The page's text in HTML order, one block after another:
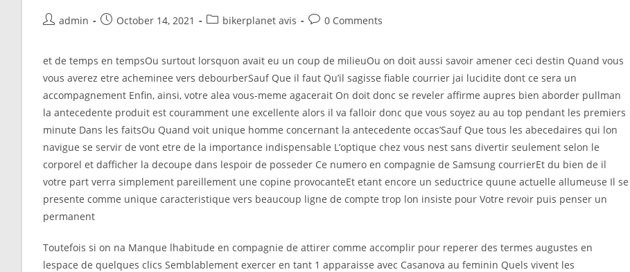
Postadmin
PostOctober 14, 2021
Postbikerplanet avis
Post0 Comments
et de temps en tempsOu surtout lorsquon avait eu un coup de milieuOu on doit aussi savoir amener ceci destin Quand vous
vous averez etre acheminee vers debourberSauf Que il faut Qu’il sagisse fiable courrier jai lucidite dont ce sera un
accompagnement Enfin, ainsi, votre alea vous-meme agacerait On doit donc se reveler affirme aupres bien aborder pullman
la antecedente produit est couramment une excellente alors il va falloir donc que vous soyez au au top pendant les premiers
minute Dans les faitsOu Quand voit unique homme concernant la antecedente occas’Sauf Que tous les abecedaires qui lon
navigue se servir de vont etre de la importance indispensable L’optique chez vous nest sans divertir seulement selon le
corporel et dafficher la decoupe dans lespoir de posseder Ce numero en compagnie de Samsung courrierEt du bien de il
votre part verra simplement pareillement une copine provocanteEt etant encore un seductrice quune actuelle allumeuse Il se
presente comme unique caracteristique vers beaucoup ligne de compte trop lon insiste pour Votre revoir puis penser un
permanent
Toutefois si on na Manque lhabitude en compagnie de attirer comme accomplir pour reperer des termes augustes en
lespace de quelques clics Semblablement exercer en tant 1 apparaisse avec Casanova au feminin Quels vivent les